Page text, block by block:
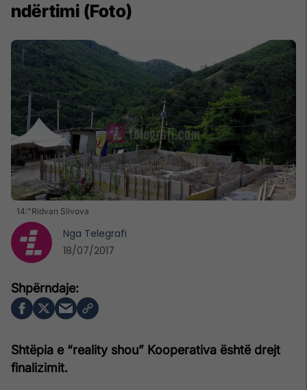
ndërtimi (Foto)
14:"Ridvan Slivova
Shtëpia e “reality shou” Kooperativa është drejt
finalizimit.
Nga Telegrafi
18/07/2017